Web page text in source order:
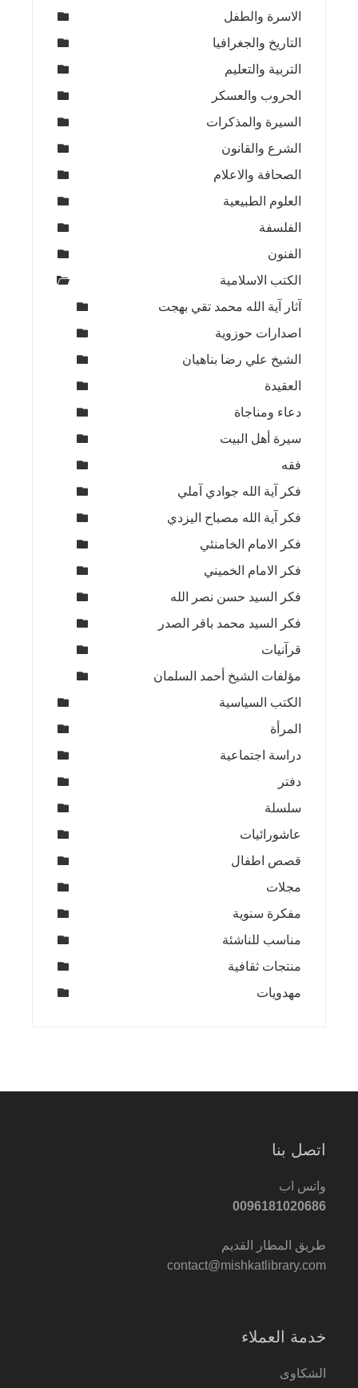
الاسرة والطفل
التاريخ والجغرافيا
التربية والتعليم
الحروب والعسكر
السيرة والمذكرات
الشرع والقانون
الصحافة والاعلام
العلوم الطبيعية
الفلسفة
الفنون
الكتب الاسلامية
آثار آية الله محمد تقي بهجت
اصدارات حوزوية
الشيخ علي رضا بناهيان
العقيدة
دعاء ومناجاة
سيرة أهل البيت
فقه
فكر آية الله جوادي آملي
فكر آية الله مصباح اليزدي
فكر الامام الخامنئي
فكر الامام الخميني
فكر السيد حسن نصر الله
فكر السيد محمد باقر الصدر
قرآنيات
مؤلفات الشيخ أحمد السلمان
الكتب السياسية
المرأة
دراسة اجتماعية
دفتر
سلسلة
عاشورائيات
قصص اطفال
مجلات
مفكرة سنوية
مناسب للناشئة
منتجات ثقافية
مهدويات
اتصل بنا
واتس اب
0096181020686
طريق المطار القديم
contact@mishkatlibrary.com
خدمة العملاء
الشكاوى